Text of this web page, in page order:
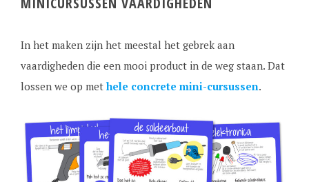
In het maken zijn het meestal het gebrek aan
vaardigheden die een mooi product in de weg staan. Dat
lossen we op met hele concrete mini-cursussen.